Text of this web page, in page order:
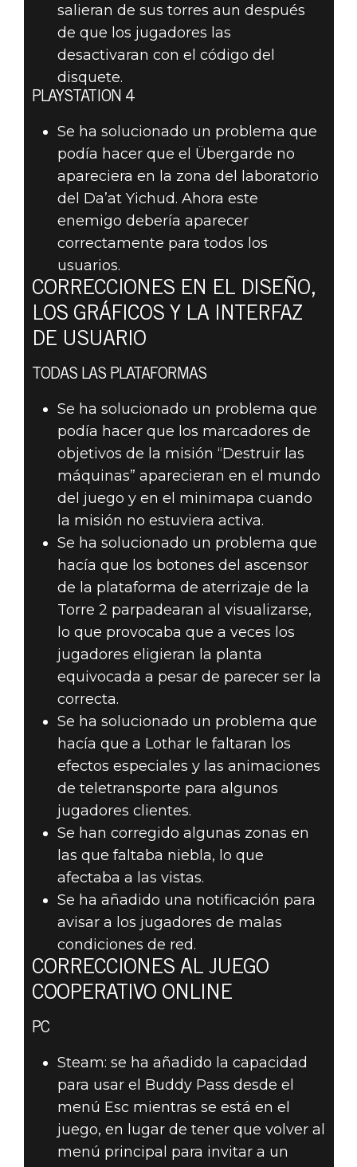
salieran de sus torres aun después
de que los jugadores las
desactivaran con el código del
disquete.
PLAYSTATION 4
Se ha solucionado un problema que
podía hacer que el Übergarde no
apareciera en la zona del laboratorio
del Da’at Yichud. Ahora este
enemigo debería aparecer
correctamente para todos los
usuarios.
CORRECCIONES EN EL DISEÑO,
LOS GRÁFICOS Y LA INTERFAZ
DE USUARIO
TODAS LAS PLATAFORMAS
Se ha solucionado un problema que
podía hacer que los marcadores de
objetivos de la misión “Destruir las
máquinas” aparecieran en el mundo
del juego y en el minimapa cuando
la misión no estuviera activa.
Se ha solucionado un problema que
hacía que los botones del ascensor
de la plataforma de aterrizaje de la
Torre 2 parpadearan al visualizarse,
lo que provocaba que a veces los
jugadores eligieran la planta
equivocada a pesar de parecer ser la
correcta.
Se ha solucionado un problema que
hacía que a Lothar le faltaran los
efectos especiales y las animaciones
de teletransporte para algunos
jugadores clientes.
Se han corregido algunas zonas en
las que faltaba niebla, lo que
afectaba a las vistas.
Se ha añadido una notificación para
avisar a los jugadores de malas
condiciones de red.
CORRECCIONES AL JUEGO
COOPERATIVO ONLINE
PC
Steam: se ha añadido la capacidad
para usar el Buddy Pass desde el
menú Esc mientras se está en el
juego, en lugar de tener que volver al
menú principal para invitar a un